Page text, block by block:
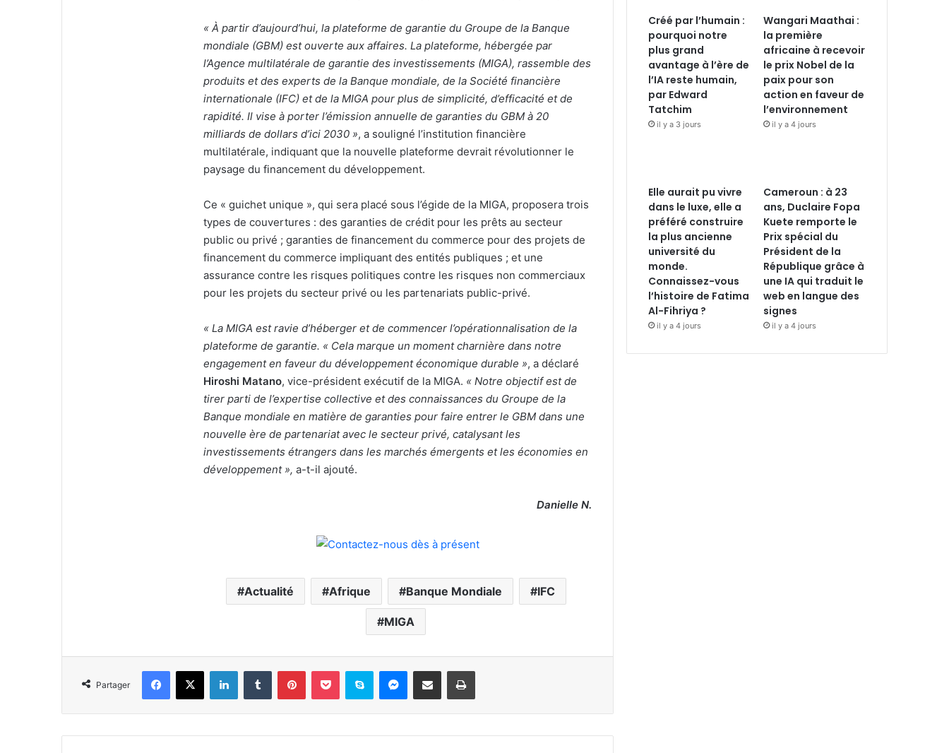
« À partir d’aujourd’hui, la plateforme de garantie du Groupe de la Banque
mondiale (GBM) est ouverte aux affaires. La plateforme, hébergée par
l’Agence multilatérale de garantie des investissements (MIGA), rassemble des
produits et des experts de la Banque mondiale, de la Société financière
internationale (IFC) et de la MIGA pour plus de simplicité, d’efficacité et de
rapidité. Il vise à porter l’émission annuelle de garanties du GBM à 20
milliards de dollars d’ici 2030 », a souligné l’institution financière
multilatérale, indiquant que la nouvelle plateforme devrait révolutionner le
paysage du financement du développement.
Ce « guichet unique », qui sera placé sous l’égide de la MIGA, proposera trois
types de couvertures : des garanties de crédit pour les prêts au secteur
public ou privé ; garanties de financement du commerce pour des projets de
financement du commerce impliquant des entités publiques ; et une
assurance contre les risques politiques contre les risques non commerciaux
pour les projets du secteur privé ou les partenariats public-privé.
« La MIGA est ravie d’héberger et de commencer l’opérationnalisation de la
plateforme de garantie. « Cela marque un moment charnière dans notre
engagement en faveur du développement économique durable », a déclaré
Hiroshi Matano, vice-président exécutif de la MIGA. « Notre objectif est de
tirer parti de l’expertise collective et des connaissances du Groupe de la
Banque mondiale en matière de garanties pour faire entrer le GBM dans une
nouvelle ère de partenariat avec le secteur privé, catalysant les
investissements étrangers dans les marchés émergents et les économies en
développement », a-t-il ajouté.
Danielle N.
Actualité Afrique Banque Mondiale IFC
MIGA
Partager
Facebook
X LinkedinTumblr PinterestPocket Skype Messenger
Partager par email Imprimer
Créé par l’humain :
pourquoi notre
plus grand
avantage à l’ère de
l’IA reste humain,
par Edward
Tatchim
il y a 3 jours
Wangari Maathai :
la première
africaine à recevoir
le prix Nobel de la
paix pour son
action en faveur de
l’environnement
il y a 4 jours
Elle aurait pu vivre
dans le luxe, elle a
préféré construire
la plus ancienne
université du
monde.
Connaissez-vous
l’histoire de Fatima
Al-Fihriya ?
il y a 4 jours
Cameroun : à 23
ans, Duclaire Fopa
Kuete remporte le
Prix spécial du
Président de la
République grâce à
une IA qui traduit le
web en langue des
signes
il y a 4 jours